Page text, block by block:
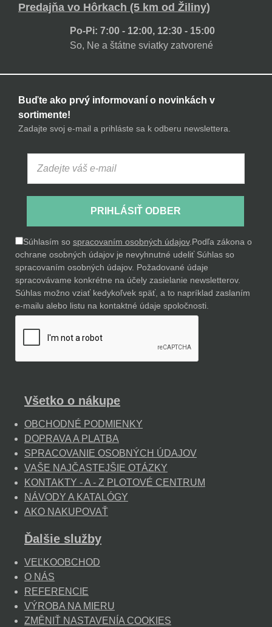
Predajňa vo Hôrkach (5 km od Žiliny)
Po-Pi: 7:00 - 12:00, 12:30 - 15:00
So, Ne a štátne sviatky zatvorené
Buďte ako prvý informovaní o novinkách v
sortimente!
Zadajte svoj e-mail a prihláste sa k odberu newslettera.
PRIHLÁSIŤ ODBER
Súhlasím so spracovaním osobných údajov.Podľa zákona o
ochrane osobných údajov je nevyhnutné udeliť Súhlas so
spracovaním osobných údajov. Požadované údaje
spracovávame konkrétne na účely zasielanie newsletterov.
Súhlas možno vziať kedykoľvek späť, a to napríklad zaslaním
e-mailu alebo listu na kontaktné údaje spoločnosti.
Všetko o nákupe
OBCHODNÉ PODMIENKY
DOPRAVA A PLATBA
SPRACOVANIE OSOBNÝCH ÚDAJOV
VAŠE NAJČASTEJŠIE OTÁZKY
KONTAKTY - A - Z PLOTOVÉ CENTRUM
NÁVODY A KATALÓGY
AKO NAKUPOVAŤ
Ďalšie služby
VEĽKOOBCHOD
O NÁS
REFERENCIE
VÝROBA NA MIERU
ZMĚNIŤ NASTAVENÍA COOKIES